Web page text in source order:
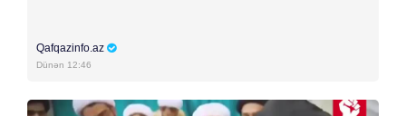
Qafqazinfo.az
Dünən 12:46